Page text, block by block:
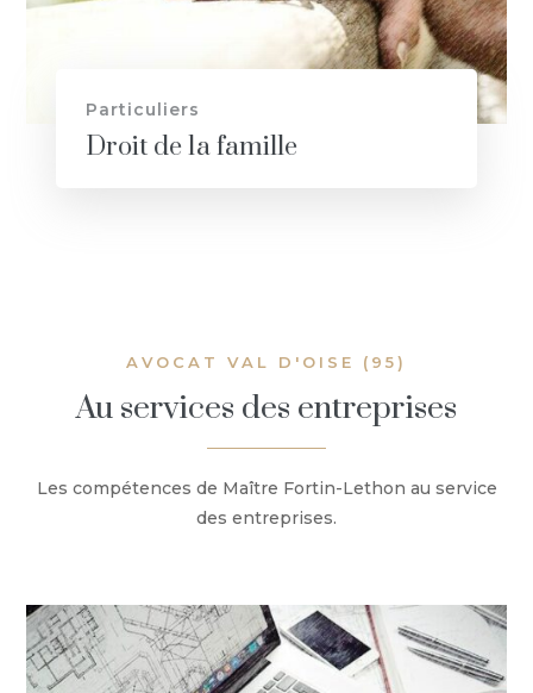
Particuliers
Droit de la famille
AVOCAT VAL D'OISE (95)
Au services des entreprises
Les compétences de Maître Fortin-Lethon au service
des entreprises.